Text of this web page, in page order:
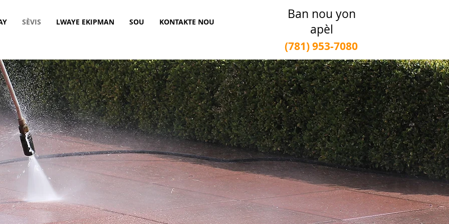
SÈVIS LWAYE EKIPMAN SOU KONTAKTE NOU
Ban nou yon
apèl
(781) 953-7080